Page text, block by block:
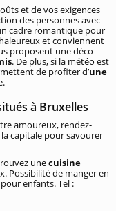
et de vos exigences
des personnes avec
cadre romantique pour
et conviennent
proposent une déco
. De plus, si la météo est
de profiter d’une
à Bruxelles
amoureux, rendez-
capitale pour savourer
unecuisine
Possibilité de manger en
enfants. Tel :